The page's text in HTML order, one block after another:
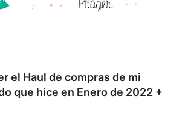
el Haul de compras de mi
que hice en Enero de 2022 +